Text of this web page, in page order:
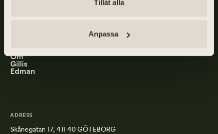
Tillåt alla
Anpassa
med personliga begravningar och familjejuridik.
Om
Gillis
Edman
ADRESS
Skånegatan 17, 411 40 GÖTEBORG